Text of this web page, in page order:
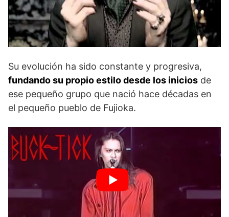
Su evolución ha sido constante y progresiva,
fundando su propio estilo desde los inicios de
ese pequeño grupo que nació hace décadas en
el pequeño pueblo de Fujioka.